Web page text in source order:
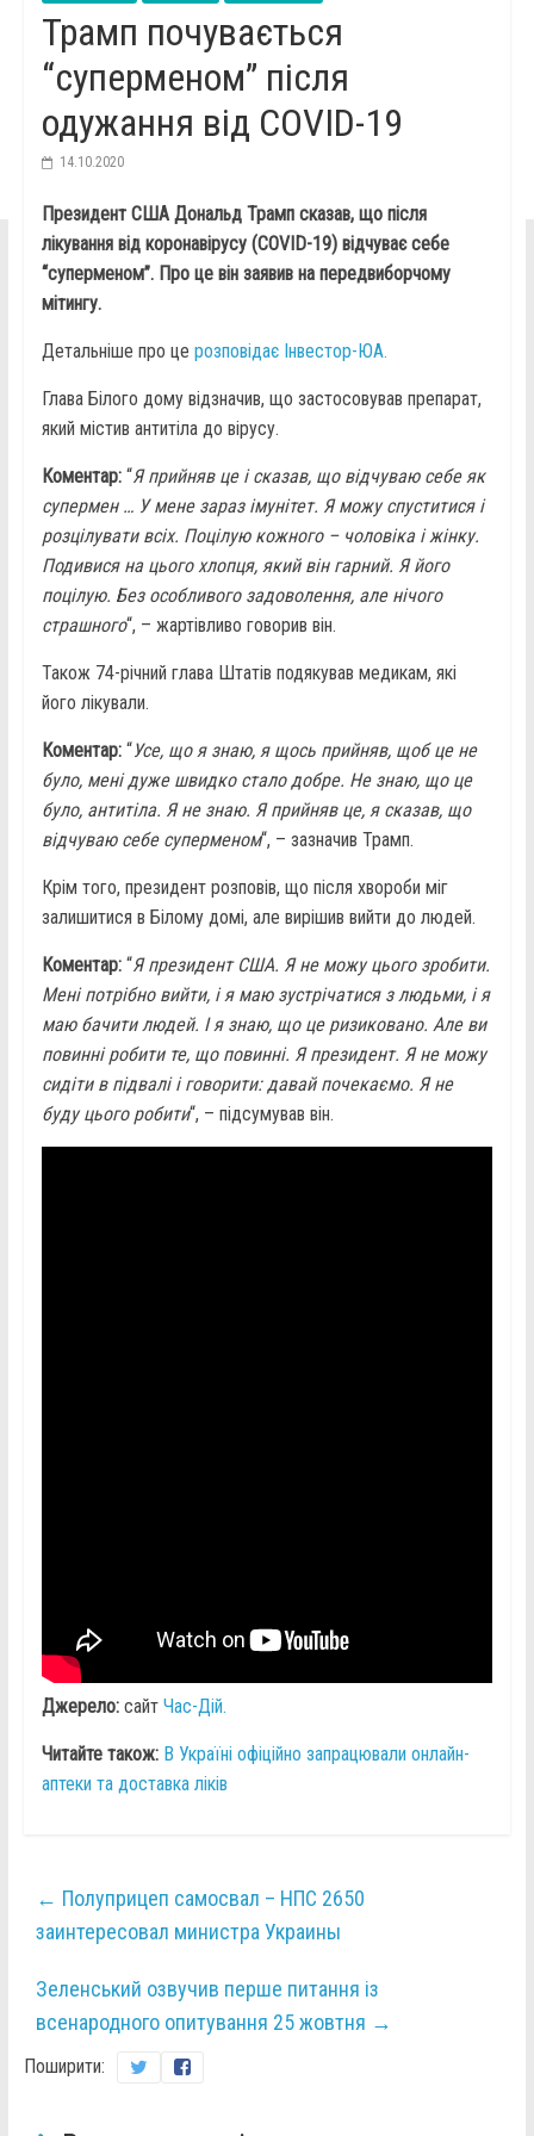
Трамп почувається
“суперменом” після
одужання від COVID-19
14.10.2020
Президент США Дональд Трамп сказав, що після
лікування від коронавірусу (COVID-19) відчуває себе
“суперменом”. Про це він заявив на передвиборчому
мітингу.
Детальніше про це розповідає Інвестор-ЮА.
Глава Білого дому відзначив, що застосовував препарат,
який містив антитіла до вірусу.
Коментар: “Я прийняв це і сказав, що відчуваю себе як
супермен … У мене зараз імунітет. Я можу спуститися і
розцілувати всіх. Поцілую кожного – чоловіка і жінку.
Подивися на цього хлопця, який він гарний. Я його
поцілую. Без особливого задоволення, але нічого
страшного“, – жартівливо говорив він.
Також 74-річний глава Штатів подякував медикам, які
його лікували.
Коментар:“Усе, що я знаю, я щось прийняв, щоб це не
було, мені дуже швидко стало добре. Не знаю, що це
було, антитіла. Я не знаю. Я прийняв це, я сказав, що
відчуваю себе суперменом“, – зазначив Трамп.
Крім того, президент розповів, що після хвороби міг
залишитися в Білому домі, але вирішив вийти до людей.
Коментар: “Я президент США. Я не можу цього зробити.
Мені потрібно вийти, і я маю зустрічатися з людьми, і я
маю бачити людей. І я знаю, що це ризиковано. Але ви
повинні робити те, що повинні. Я президент. Я не можу
сидіти в підвалі і говорити: давай почекаємо. Я не
буду цього робити“, – підсумував він.
Джерело:сайт Час-Дій.
Читайте також: В Україні офіційно запрацювали онлайн-
аптеки та доставка ліків
← Полуприцеп самосвал – НПС 2650
заинтересовал министра Украины
Зеленський озвучив перше питання із
всенародного опитування 25 жовтня →
Поширити: